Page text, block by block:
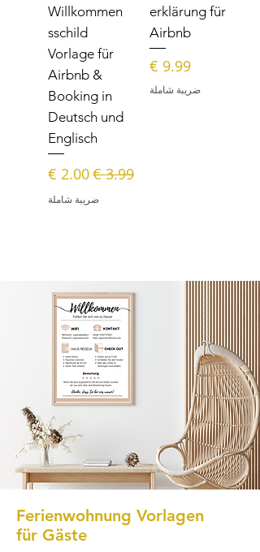
erklärung für
Airbnb
السعر
ضريبة شاملة
Willkommen
sschild
Vorlage für
Airbnb &
Booking in
Deutsch und
Englisch
سعر عاديسعر البيع
ضريبة شاملة
Ferienwohnung Vorlagen
für Gäste